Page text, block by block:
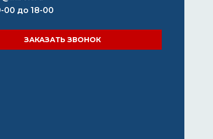
00 до 18-00
ЗАКАЗАТЬ ЗВОНОК